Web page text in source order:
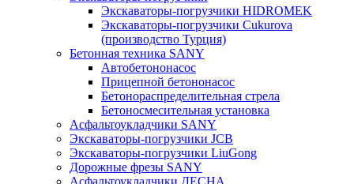
Экскаваторы-погрузчики HIDROMEK
Экскаваторы-погрузчики Cukurova
(производство Турция)
Бетонная техника SANY
Автобетононасос
Прицепной бетононасос
Бетонораспределительная стрела
Бетоносмесительная установка
Асфальтоукладчики SANY
Экскаваторы-погрузчики JCB
Экскаваторы-погрузчики LiuGong
Дорожные фрезы SANY
Асфальтоукладчики ДЕСНА